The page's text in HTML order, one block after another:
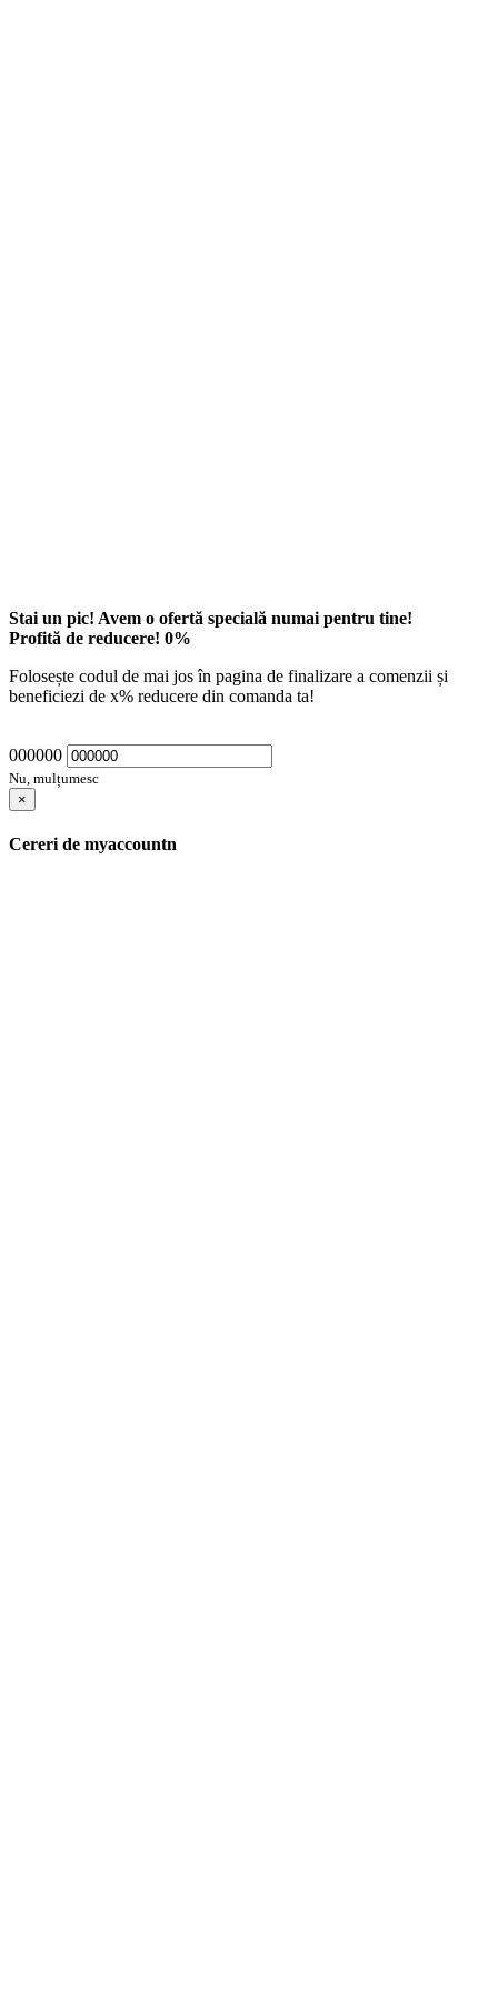
Stai un pic! Avem o ofertă specială numai pentru tine!
Profită de reducere! 0%
Folosește codul de mai jos în pagina de finalizare a comenzii și
beneficiezi de x% reducere din comanda ta!
000000
Nu, mulțumesc
×
Cereri de myaccountn